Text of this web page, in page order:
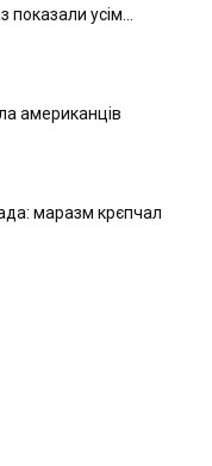
усім...
американців
маразм крєпчал